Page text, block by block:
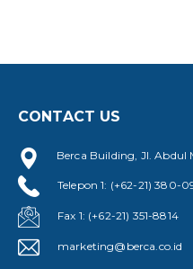
CONTACT US
Berca Building, Jl. Abdul
Telepon 1: (+62-21) 380-
Fax 1: (+62-21) 351-8814
marketing@berca.co.id